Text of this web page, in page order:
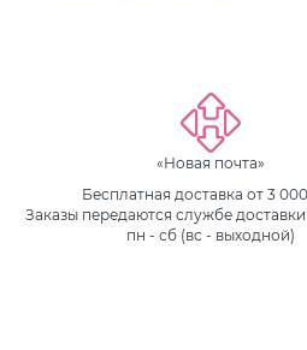
«Новая почта»
Бесплатная доставка от 3
Заказы передаются службе
пн - сб (вс - выходной)